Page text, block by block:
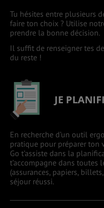
Tu hésites entre plusieurs
faire ton choix ? Utilise
prendre la bonne décision.
Il suffit de renseigner tes
du reste !
JE
En recherche d’un outil
pratique pour préparer ton
Go t’assiste dans la
t’accompagne dans toutes
(assurances, papiers,
séjour réussi.